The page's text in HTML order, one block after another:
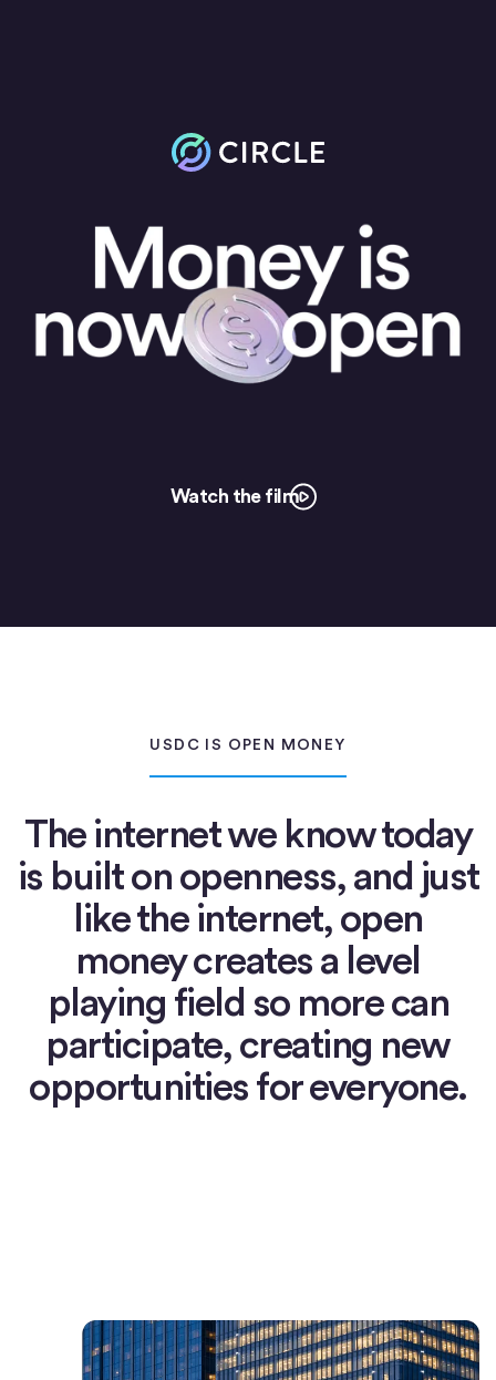
Watch the film
USDC IS OPEN MONEY
The internet we know today
is built on openness, and just
like the internet, open
money creates a level
playing field so more can
participate, creating new
opportunities for everyone.